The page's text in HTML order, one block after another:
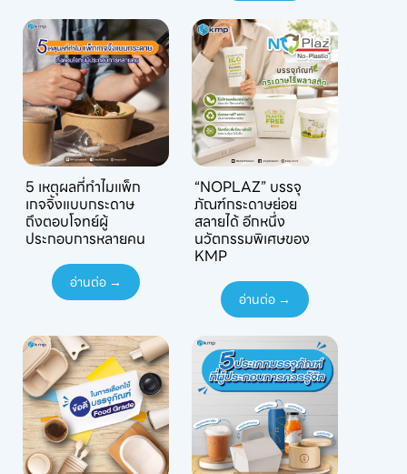
5 เหตุผลที่ทำไมแพ็ก
เกจจิ้งแบบกระดาษ
ถึงตอบโจทย์ผู้
ประกอบการหลายคน
อ่านต่อ →
“NOPLAZ” บรรจุ
ภัณฑ์กระดาษย่อย
สลายได้ อีกหนึ่ง
นวัตกรรมพิเศษของ
KMP
อ่านต่อ →